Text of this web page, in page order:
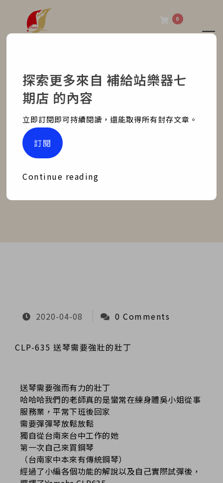
0
CLP-635 送琴需要強壯的
Home
2020-04-08 0 Comments
CLP-635 送琴需要強壯的壯丁
送琴需要強而有力的壯丁
哈哈哈我們的老師真的是蠻常在練身體吳小姐從事
服務業，平常下班後回家
需要彈彈琴放鬆放鬆
獨自從台南來台中工作的她
第一次自己來買鋼琴
（台南家中本來有傳統鋼琴）
經過了小編各個功能的解說以及自己實際試彈後，
探索更多來自 補給站樂器七
期店 的內容
立即訂閱即可持續閱讀，還能取得所有封存文章。
訂閱
Continue reading